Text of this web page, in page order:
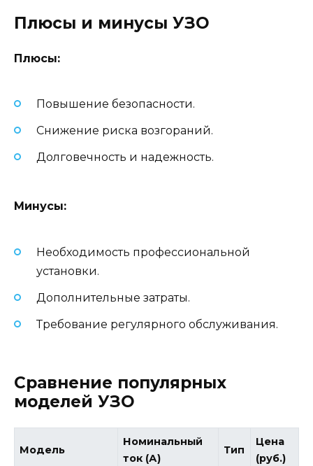
Плюсы и минусы УЗО
Плюсы:
Повышение безопасности.
Снижение риска возгораний.
Долговечность и надежность.
Минусы:
Необходимость профессиональной
установки.
Дополнительные затраты.
Требование регулярного обслуживания.
Сравнение популярных
моделей УЗО
Модель
Номинальный
ток (А)
Тип
Цена
(руб.)